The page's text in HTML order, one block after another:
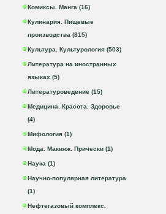
Комиксы. Манга (16)
Кулинария. Пищевые
производства (815)
Культура. Культурология (503)
Литература на иностранных
языках (5)
Литературоведение (15)
Медицина. Красота. Здоровье
(4)
Мифология (1)
Мода. Макияж. Прически (1)
Наука (1)
Научно-популярная литература
(1)
Нефтегазовый комплекс.